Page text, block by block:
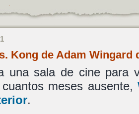
.
Kong de Adam
una sala de cine para
meses ausente,
.